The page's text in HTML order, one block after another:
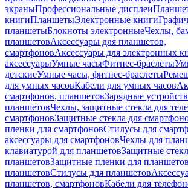
экраныПрофессиональные дисплеи
книгиПланшетыЭлектронные книги
планшетыБлокноты электронныеЧехлы,
планшетовАксессуары для планшетов,
смартфоновАксессуары для электронных
аксессуарыУмные часыФитнес-браслеты
детскиеУмные часы, фитнес-браслеты
для умных часовКабели для умных часов
смартфонов, планшетовЗарядные
планшетовЧехлы, защитные стекла для
смартфоновЗащитные стекла для
пленки для смартфоновСтилусы для
аксессуары для смартфоновЧехлы для
клавиатурой для планшетовЗащитные
планшетовЗащитные пленки для планшетов
планшетовСтилусы для планшетов
планшетов, смартфоновКабели для